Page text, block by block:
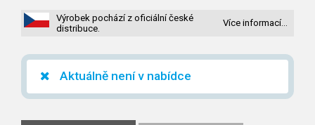
Výrobek pochází z oficiální české
distribuce.
Více informací…
Aktuálně není v nabídce